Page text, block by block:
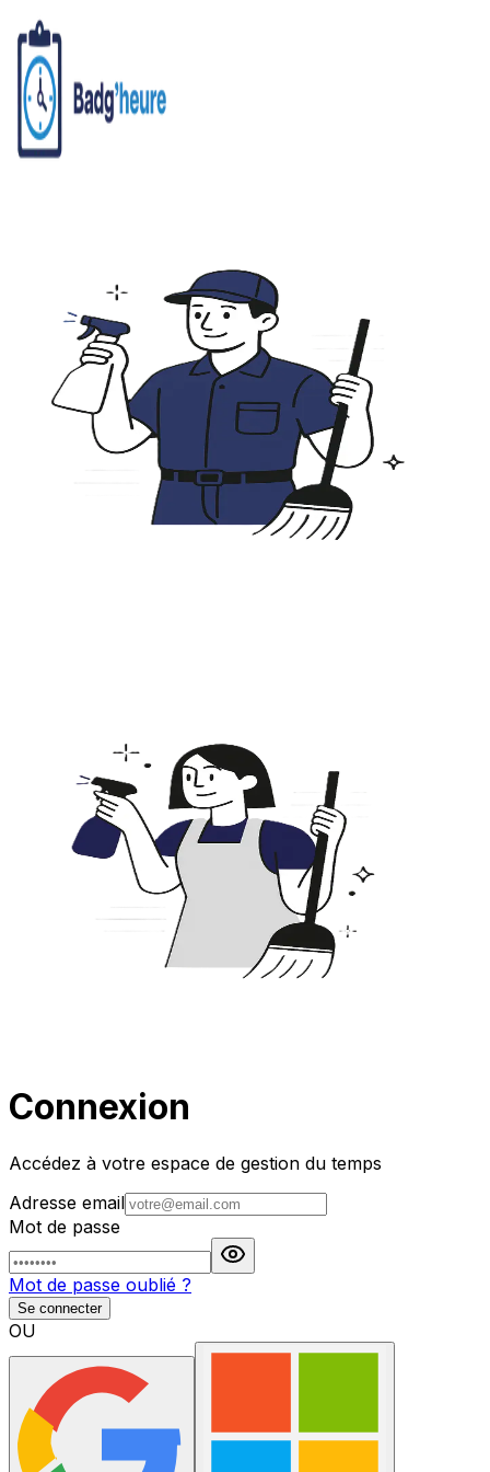
Connexion
Accédez à votre espace de gestion du temps
Adresse email
Mot de passe
Mot de passe oublié ?
Se connecter
OU